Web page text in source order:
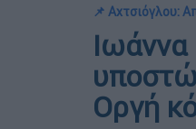
📌 Αχτσιόγλου:
υποστώ
Οργή